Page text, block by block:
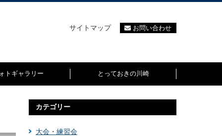
サイトマップ お問い合わせ
トギャラリー とっておきの川崎
カテゴリー
大会・練習会